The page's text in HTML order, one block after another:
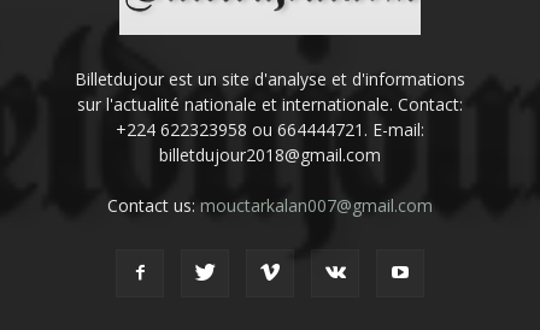
Billetdujour est un site d'analyse et d'informations
sur l'actualité nationale et internationale. Contact:
+224 622323958 ou 664444721. E-mail:
billetdujour2018@gmail.com
Contact us: mouctarkalan007@gmail.com